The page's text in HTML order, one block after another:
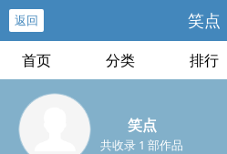
返回 笑点
首页 分类 排行
笑点
共收录 1 部作品